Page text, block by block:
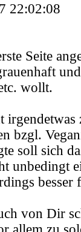
22:02:08
Seite
wollt.
bzgl.
soll sich
unbedingt
von Dir